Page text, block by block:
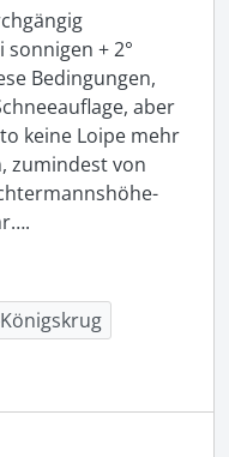
sonnigen + 2°
Bedingungen,
aber
keine Loipe mehr
zumindest von